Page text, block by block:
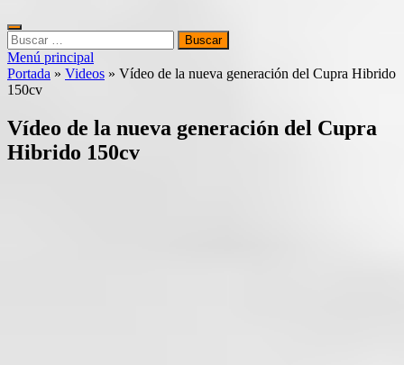
Buscar:
Menú principal
Portada » Videos » Vídeo de la nueva generación del Cupra Hibrido
150cv
Vídeo de la nueva generación del Cupra
Hibrido 150cv